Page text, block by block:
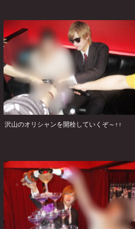
沢山のオリシャンを開栓していくぞ～↑↑